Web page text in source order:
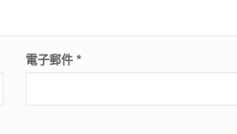
電子郵件 *